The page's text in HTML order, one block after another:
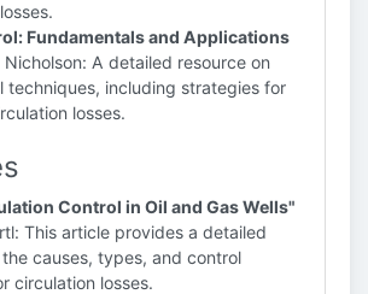
Fundamentals and Applications
A detailed resource on
techniques, including strategies for
losses.
Control in Oil and Gas Wells"
This article provides a detailed
causes, types, and control
circulation losses.